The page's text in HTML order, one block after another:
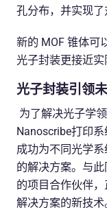
孔分布，并实现了
新的 MOF 锥体可
光子封装更接近实
光子封装引领
为了解决光子学
Nanoscribe打印
成功为不同光学
的解决方案。与
的项目合作伙伴
解决方案的新技